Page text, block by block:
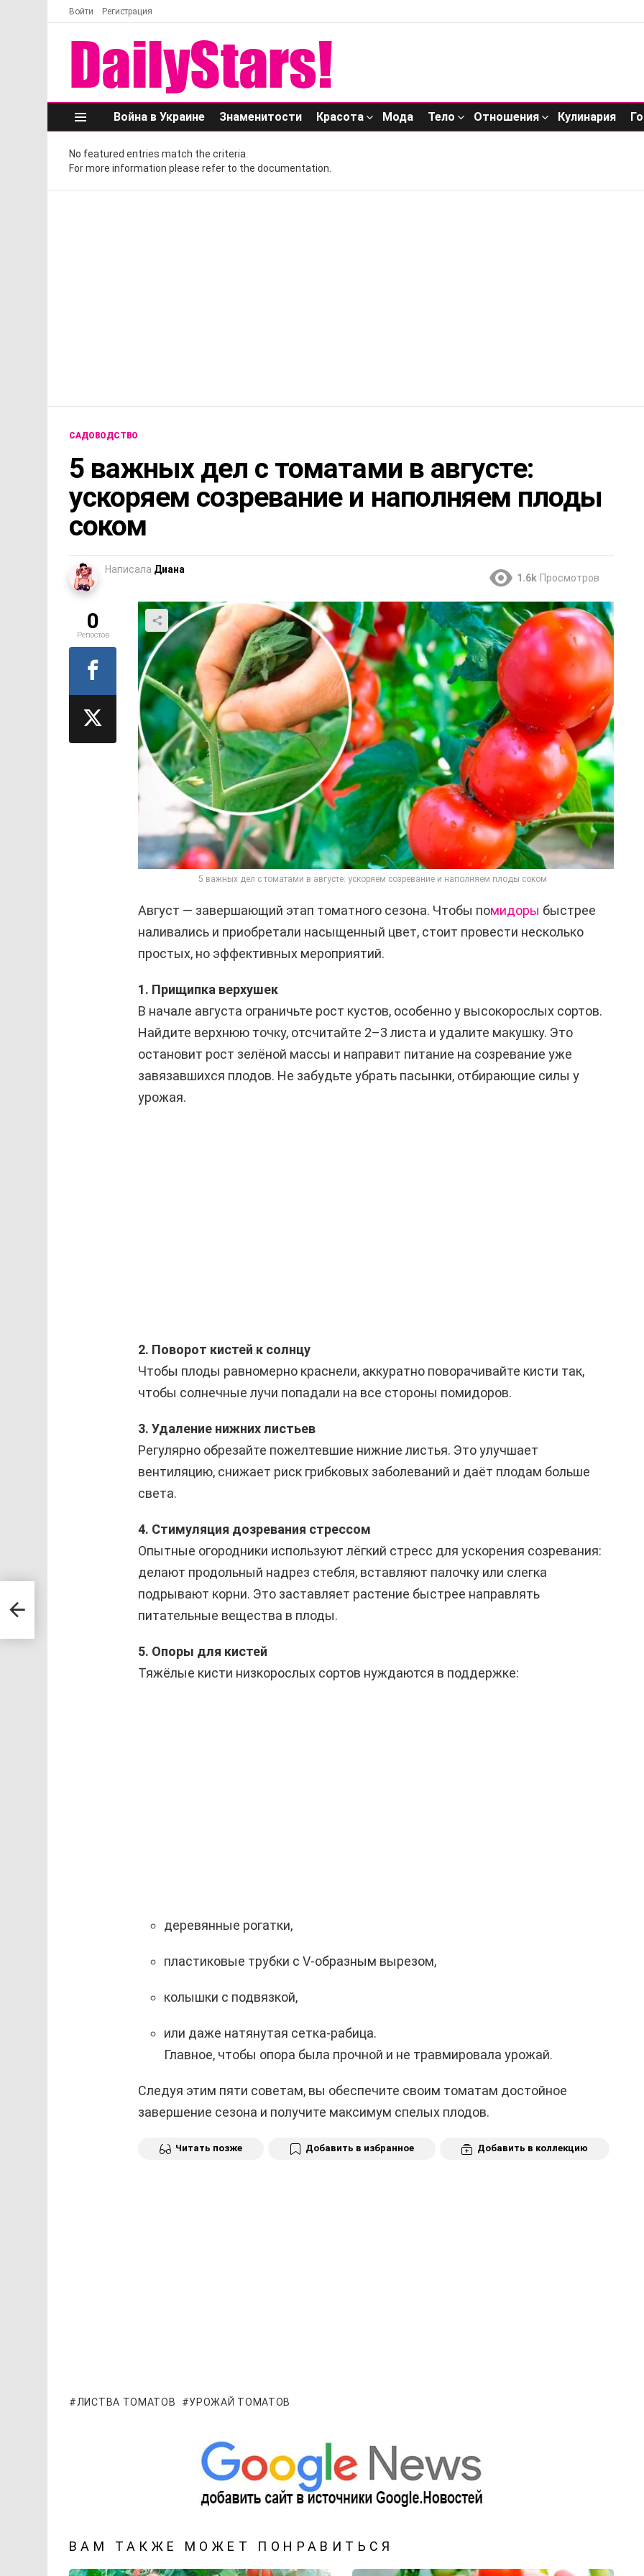
Войти Регистрация
Меню
Война в Украине Знаменитости Красота Мода Тело Отношения Кулинария
No featured entries match the criteria.
For more information please refer to the documentation.
САДОВОДСТВО
5 важных дел с томатами в августе:
ускоряем созревание и наполняем плоды
соком
Написала Диана
1.6k Просмотров
5 важных дел с томатами в августе: ускоряем созревание и наполняем плоды соком
Август — завершающий этап томатного сезона. Чтобы помидоры быстрее
наливались и приобретали насыщенный цвет, стоит провести несколько
простых, но эффективных мероприятий.
1. Прищипка верхушек
В начале августа ограничьте рост кустов, особенно у высокорослых сортов.
Найдите верхнюю точку, отсчитайте 2–3 листа и удалите макушку. Это
остановит рост зелёной массы и направит питание на созревание уже
завязавшихся плодов. Не забудьте убрать пасынки, отбирающие силы у
урожая.
2. Поворот кистей к солнцу
Чтобы плоды равномерно краснели, аккуратно поворачивайте кисти так,
чтобы солнечные лучи попадали на все стороны помидоров.
3. Удаление нижних листьев
Регулярно обрезайте пожелтевшие нижние листья. Это улучшает
вентиляцию, снижает риск грибковых заболеваний и даёт плодам больше
света.
4. Стимуляция дозревания стрессом
Опытные огородники используют лёгкий стресс для ускорения созревания:
делают продольный надрез стебля, вставляют палочку или слегка
подрывают корни. Это заставляет растение быстрее направлять
питательные вещества в плоды.
5. Опоры для кистей
Тяжёлые кисти низкорослых сортов нуждаются в поддержке:
деревянные рогатки,
пластиковые трубки с V-образным вырезом,
колышки с подвязкой,
или даже натянутая сетка-рабица.
Главное, чтобы опора была прочной и не травмировала урожай.
Следуя этим пяти советам, вы обеспечите своим томатам достойное
завершение сезона и получите максимум спелых плодов.
Читать позже Добавить в избранное Добавить в коллекцию
0
Репостов
ЛИСТВА ТОМАТОВ УРОЖАЙ ТОМАТОВ
ВАМ ТАКЖЕ МОЖЕТ ПОНРАВИТЬСЯ